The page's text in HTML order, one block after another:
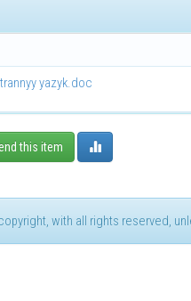
yazyk.doc
this item
with all rights reserved,